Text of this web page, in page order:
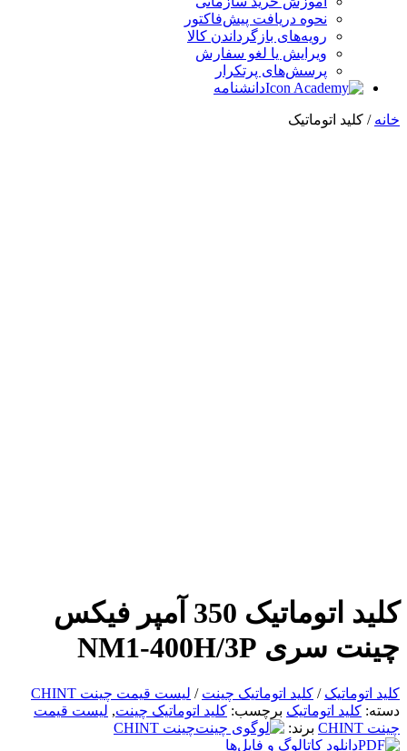
نحوه دریافت پیش‌فاکتور
رویه‌های بازگرداندن کالا
ویرایش یا لغو سفارش
پرسش‌های پرتکرار
دانشنامه
خانه / کلید اتوماتیک
کلید اتوماتیک 350 آمپر فیکس
چینت سری NM1-400H/3P
کلید اتوماتیک / کلید اتوماتیک چینت / لیست قیمت چینت CHINT
دسته: کلید اتوماتیک برچسب: کلید اتوماتیک چینت, لیست قیمت
چینت CHINT
برند:
چینت CHINT
دانلود کاتالوگ و فایل‌ها